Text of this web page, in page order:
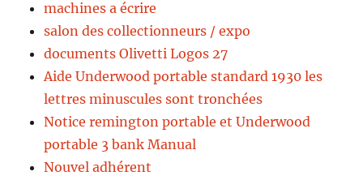
machines a écrire
salon des collectionneurs / expo
documents Olivetti Logos 27
Aide Underwood portable standard 1930 les
lettres minuscules sont tronchées
Notice remington portable et Underwood
portable 3 bank Manual
Nouvel adhérent